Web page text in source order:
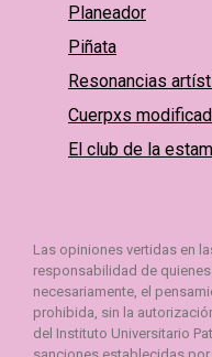
Planeador
Piñata
Resonancias
Cuerpxs
El club de la
Las opiniones vertidas en
responsabilidad de
necesariamente, el
prohibida, sin la
del Instituto Universitario